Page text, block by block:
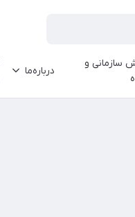
سازمانی و
درباره‌ما